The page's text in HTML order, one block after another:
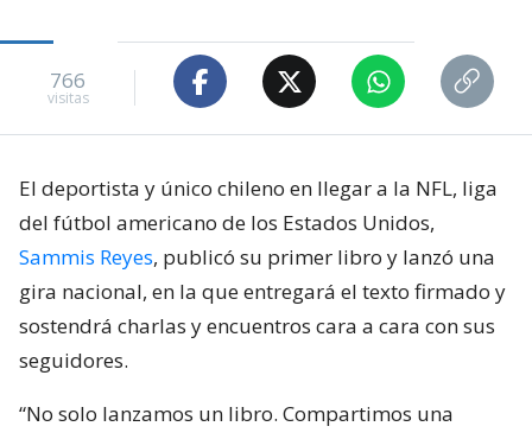
766
visitas
El deportista y único chileno en llegar a la NFL, liga
del fútbol americano de los Estados Unidos,
Sammis Reyes, publicó su primer libro y lanzó una
gira nacional, en la que entregará el texto firmado y
sostendrá charlas y encuentros cara a cara con sus
seguidores.
“No solo lanzamos un libro. Compartimos una